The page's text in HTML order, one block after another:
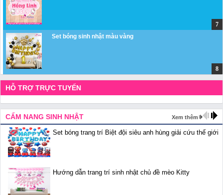
Set bóng sinh nhật màu vàng
HỖ TRỢ TRỰC TUYẾN
CẨM NANG SINH NHẬT Xem thêm
Set bóng trang trí Biệt đội siêu anh hùng giải cứu thế giới
Hướng dẫn trang trí sinh nhật chủ đề mèo Kitty